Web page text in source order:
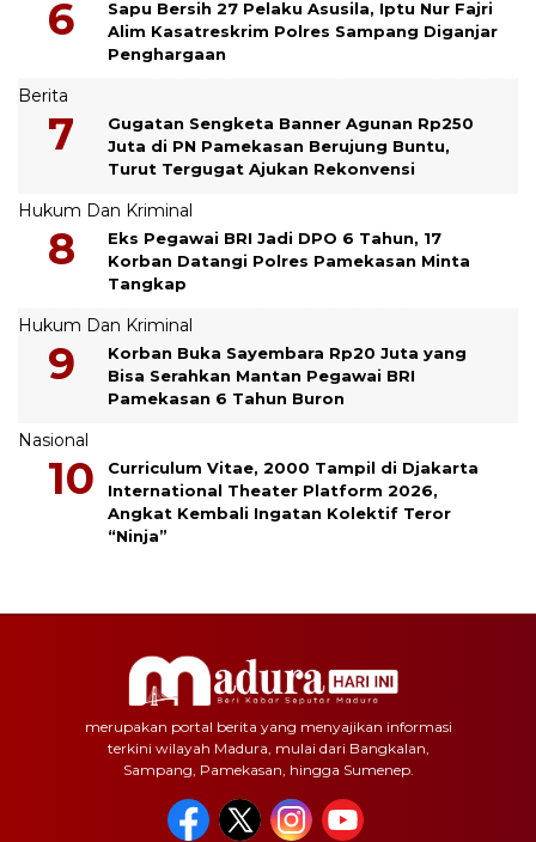
Sapu Bersih 27 Pelaku Asusila, Iptu Nur Fajri
Alim Kasatreskrim Polres Sampang Diganjar
Penghargaan
Berita
Gugatan Sengketa Banner Agunan Rp250
Juta di PN Pamekasan Berujung Buntu,
Turut Tergugat Ajukan Rekonvensi
Hukum Dan Kriminal
Eks Pegawai BRI Jadi DPO 6 Tahun, 17
Korban Datangi Polres Pamekasan Minta
Tangkap
Hukum Dan Kriminal
Korban Buka Sayembara Rp20 Juta yang
Bisa Serahkan Mantan Pegawai BRI
Pamekasan 6 Tahun Buron
Nasional
Curriculum Vitae, 2000 Tampil di Djakarta
International Theater Platform 2026,
Angkat Kembali Ingatan Kolektif Teror
“Ninja”
merupakan portal berita yang menyajikan informasi
terkini wilayah Madura, mulai dari Bangkalan,
Sampang, Pamekasan, hingga Sumenep.